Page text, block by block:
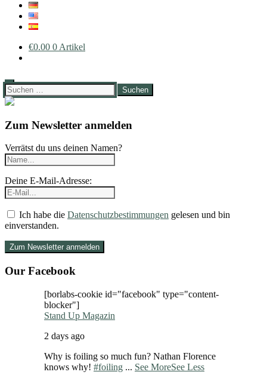
€0.00 0 Artikel
Suchen
nach:
Zum Newsletter anmelden
Verrätst du uns deinen Namen?
Deine E-Mail-Adresse:
Ich habe die Datenschutzbestimmungen gelesen und bin
einverstanden.
Our Facebook
[borlabs-cookie id="facebook" type="content-
blocker"]
Stand Up Magazin
2 days ago
Why is foiling so much fun? Nathan Florence
knows why! #foiling ... See MoreSee Less